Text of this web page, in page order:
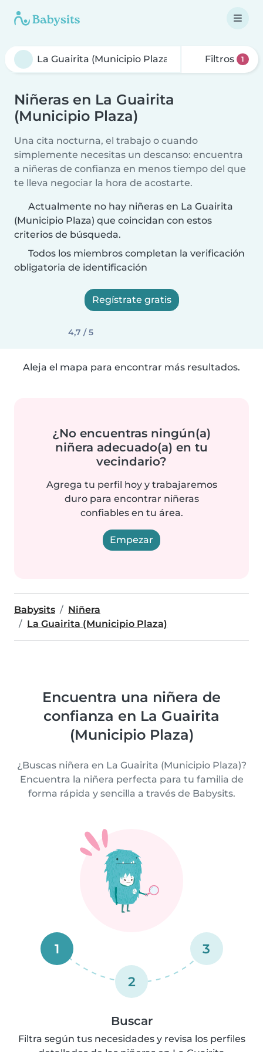
Filtros 1
Niñeras en La Guairita
(Municipio Plaza)
Una cita nocturna, el trabajo o cuando
simplemente necesitas un descanso: encuentra
a niñeras de confianza en menos tiempo del que
te lleva negociar la hora de acostarte.
Actualmente no hay niñeras en La Guairita
(Municipio Plaza) que coincidan con estos
criterios de búsqueda.
Todos los miembros completan la verificación
obligatoria de identificación
Regístrate gratis
4,7 / 5
Aleja el mapa para encontrar más resultados.
¿No encuentras ningún(a)
niñera adecuado(a) en tu
vecindario?
Agrega tu perfil hoy y trabajaremos
duro para encontrar niñeras
confiables en tu área.
Empezar
Babysits
Niñera
La Guairita (Municipio Plaza)
Encuentra una niñera de
confianza en La Guairita
(Municipio Plaza)
¿Buscas niñera en La Guairita (Municipio Plaza)?
Encuentra la niñera perfecta para tu familia de
forma rápida y sencilla a través de Babysits.
1
2
3
Buscar
Filtra según tus necesidades y revisa los perfiles